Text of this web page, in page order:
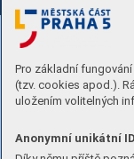
Pro základní
(tzv. cookies apod.).
uložením volitelných
Anonymní unikátní ID